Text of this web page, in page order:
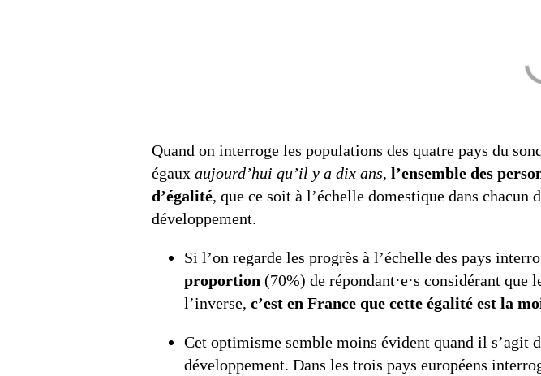
Quand on interroge les populations des quatre pays du
égaux aujourd’hui qu’il y a dix ans, l’ensemble des
d’égalité, que ce soit à l’échelle domestique dans chacun
développement.
Si l’on regarde les progrès à l’échelle des pays
proportion (70%) de répondant·e·s considérant
l’inverse, c’est en France que cette égalité est la
Cet optimisme semble moins évident quand il s’agit
développement. Dans les trois pays européens